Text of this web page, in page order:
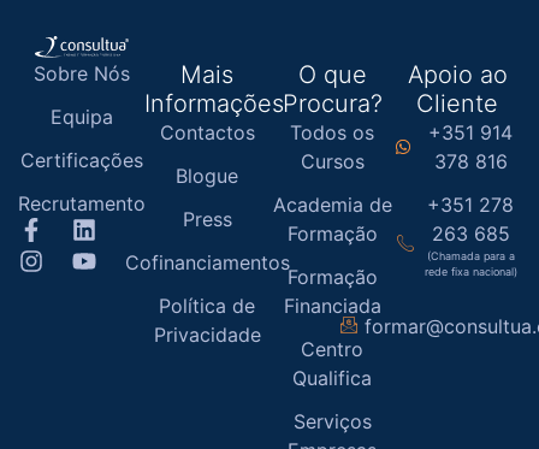
Sobre Nós
Equipa
Certificações
Recrutamento
Mais
Informações
Contactos
Blogue
Press
Cofinanciamentos
Política de
Privacidade
O que
Procura?
Todos os
Cursos
Academia de
Formação
Formação
Financiada
Centro
Qualifica
Serviços
Apoio ao
Cliente
+351 914
378 816
+351 278
263 685
(Chamada para a
rede fixa nacional)